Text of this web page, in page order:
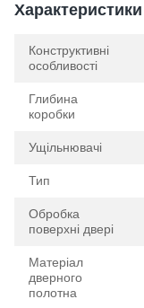
Характеристики
Конструктивні
особливості
Глибина
коробки
Ущільнювачі
Тип
Обробка
поверхні двері
Матеріал
дверного
полотна